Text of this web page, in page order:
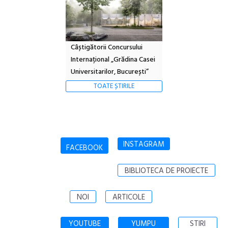
Câștigătorii Concursului
Internațional „Grădina Casei
Universitarilor, București”
TOATE ȘTIRILE
FACEBOOK INSTAGRAM
BIBLIOTECA DE PROIECTE
NOI ARTICOLE
YOUTUBE YUMPU STIRI